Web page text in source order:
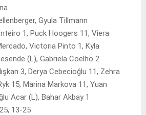
Gyula Tillmann
1, Puck Hoogers 11, Viera
Victoria Pinto 1, Kyla
(L), Gabriela Coelho 2
3, Derya Cebecioğlu 11, Zehra
15, Marina Markova 11, Yuan
Acar (L), Bahar Akbay 1
13-25